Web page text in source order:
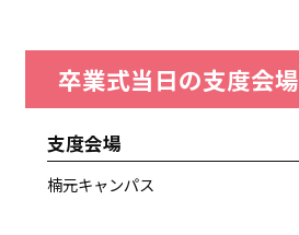
卒業式当日の支度会場
支度会場
楠元キャンパス